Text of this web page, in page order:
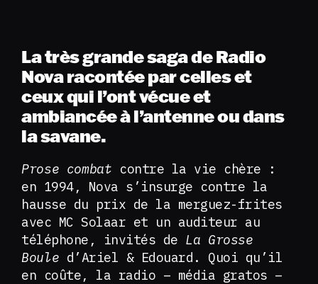
La très grande saga de Radio
Nova racontée par celles et
ceux qui l’ont vécue et
ambiancée à l’antenne ou dans
la savane.
Prose combat contre la vie chère :
en 1994, Nova s’insurge contre la
hausse du prix de la merguez-frites
avec MC Solaar et un auditeur au
téléphone, invités de La Grosse
Boule d’Ariel & Edouard. Quoi qu’il
en coûte, la radio – média gratos –